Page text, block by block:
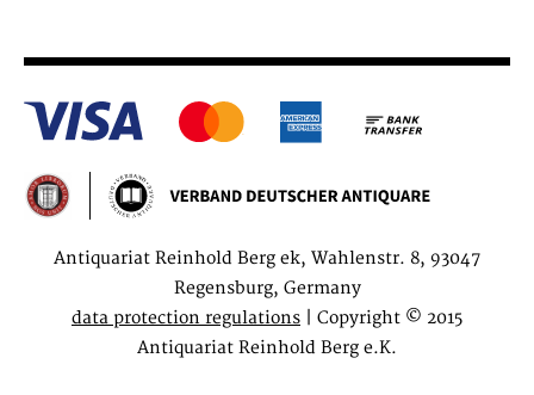
Antiquariat Reinhold Berg ek, Wahlenstr. 8, 93047
Regensburg, Germany
data protection regulations | Copyright © 2015
Antiquariat Reinhold Berg e.K.